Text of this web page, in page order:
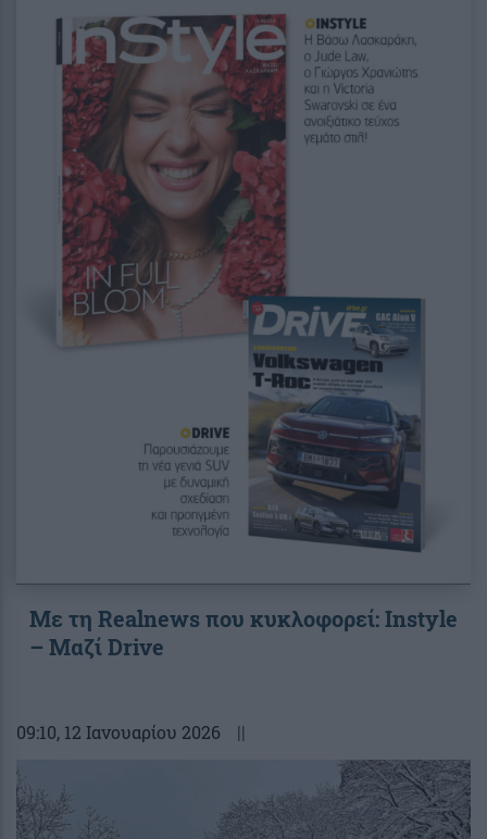
Με τη Realnews που κυκλοφορεί: Instyle
– Μαζί Drive
09:10, 12 Ιανουαρίου 2026 ||